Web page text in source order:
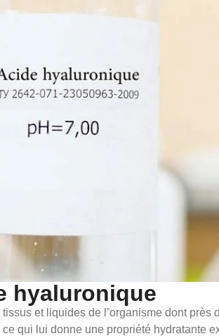
hyaluronique
et liquides de l’organisme dont
qui lui donne une propriété hydratante